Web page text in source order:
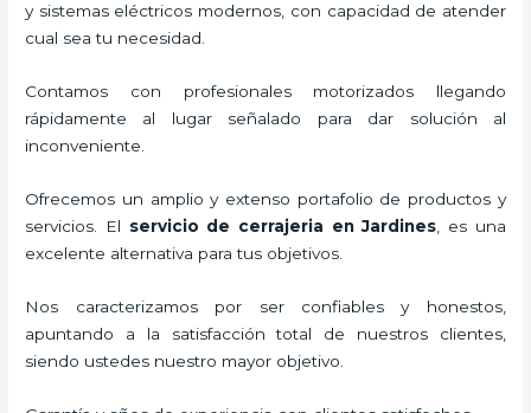
y sistemas eléctricos modernos, con capacidad de atender
cual sea tu necesidad.
Contamos con profesionales motorizados llegando
rápidamente al lugar señalado para dar solución al
inconveniente.
Ofrecemos un amplio y extenso portafolio de productos y
servicios. El servicio de cerrajeria en Jardines , es una
excelente alternativa para tus objetivos.
Nos caracterizamos por ser confiables y honestos,
apuntando a la satisfacción total de nuestros clientes,
siendo ustedes nuestro mayor objetivo.